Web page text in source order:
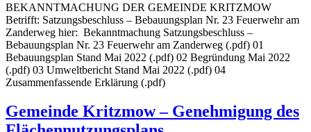
BEKANNTMACHUNG DER GEMEINDE KRITZMOW
Betrifft: Satzungsbeschluss – Bebauungsplan Nr. 23 Feuerwehr am
Zanderweg hier: Bekanntmachung Satzungsbeschluss –
Bebauungsplan Nr. 23 Feuerwehr am Zanderweg (.pdf) 01
Bebauungsplan Stand Mai 2022 (.pdf) 02 Begründung Mai 2022
(.pdf) 03 Umweltbericht Stand Mai 2022 (.pdf) 04
Zusammenfassende Erklärung (.pdf)
Gemeinde Kritzmow – Genehmigung des